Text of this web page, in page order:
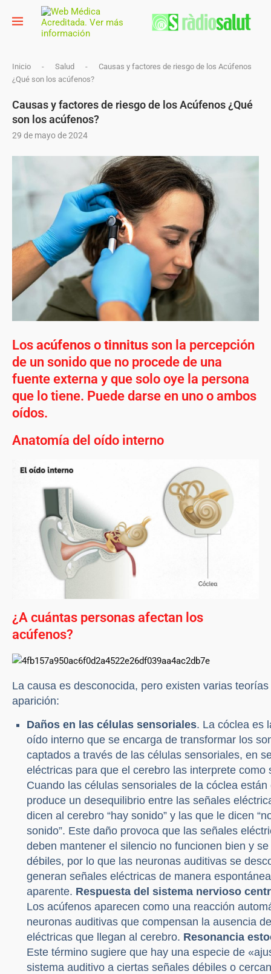
Inicio - Salud -
Causas y factores de riesgo de los Acúfenos
¿Qué son los acúfenos?
Causas y factores de riesgo de los Acúfenos ¿Qué
son los acúfenos?
29 de mayo de 2024
Los acúfenos o tinnitus son la percepción
de un sonido que no procede de una
fuente externa y que solo oye la persona
que lo tiene. Puede darse en uno o ambos
oídos.
Anatomía del oído interno
¿A cuántas personas afectan los
acúfenos?
La causa es desconocida, pero existen varias
aparición:
Daños en las células sensoriales. La cóclea es
oído interno que se encarga de transformar los
captados a través de las células sensoriales, en
eléctricas para que el cerebro las interprete como
Cuando las células sensoriales de la cóclea están
produce un desequilibrio entre las señales
dicen al cerebro “hay sonido” y las que le dicen
sonido”. Este daño provoca que las señales
deben mantener el silencio no funcionen bien y
débiles, por lo que las neuronas auditivas se
generan señales eléctricas de manera
aparente. Respuesta del sistema nervioso
Los acúfenos aparecen como una reacción
neuronas auditivas que compensan la ausencia
eléctricas que llegan al cerebro. Resonancia
Este término sugiere que hay una especie de
sistema auditivo a ciertas señales débiles o